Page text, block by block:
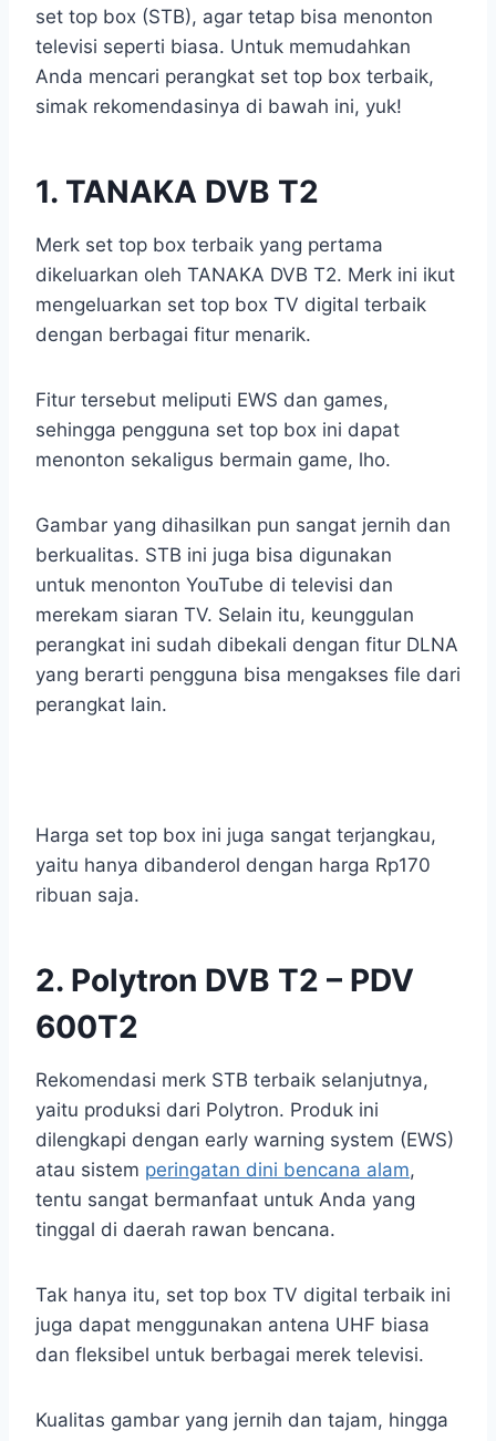
set top box (STB), agar tetap bisa menonton
televisi seperti biasa. Untuk memudahkan
Anda mencari perangkat set top box terbaik,
simak rekomendasinya di bawah ini, yuk!
1. TANAKA DVB T2
Merk set top box terbaik yang pertama
dikeluarkan oleh TANAKA DVB T2. Merk ini ikut
mengeluarkan set top box TV digital terbaik
dengan berbagai fitur menarik.
Fitur tersebut meliputi EWS dan games,
sehingga pengguna set top box ini dapat
menonton sekaligus bermain game, lho.
Gambar yang dihasilkan pun sangat jernih dan
berkualitas. STB ini juga bisa digunakan
untuk menonton YouTube di televisi dan
merekam siaran TV. Selain itu, keunggulan
perangkat ini sudah dibekali dengan fitur DLNA
yang berarti pengguna bisa mengakses file dari
perangkat lain.
Harga set top box ini juga sangat terjangkau,
yaitu hanya dibanderol dengan harga Rp170
ribuan saja.
2. Polytron DVB T2 – PDV
600T2
Rekomendasi merk STB terbaik selanjutnya,
yaitu produksi dari Polytron. Produk ini
dilengkapi dengan early warning system (EWS)
atau sistem peringatan dini bencana alam,
tentu sangat bermanfaat untuk Anda yang
tinggal di daerah rawan bencana.
Tak hanya itu, set top box TV digital terbaik ini
juga dapat menggunakan antena UHF biasa
dan fleksibel untuk berbagai merek televisi.
Kualitas gambar yang jernih dan tajam, hingga